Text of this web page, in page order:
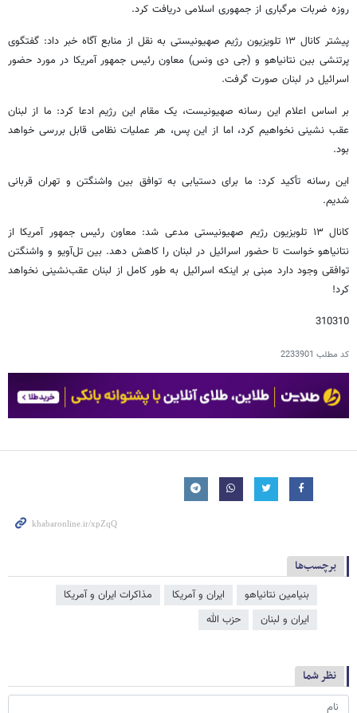
روزه ضربات مرگباری از جمهوری اسلامی دریافت کرد.
پیشتر کانال ۱۳ تلویزیون رژیم صهیونیستی به نقل از منابع آگاه خبر داد: گفتگوی
پرتنشی بین نتانیاهو و (جی دی ونس) معاون رئیس جمهور آمریکا در مورد حضور
اسرائیل در لبنان صورت گرفت.
بر اساس اعلام این رسانه صهیونیست، یک مقام این رژیم ادعا کرد: ما از لبنان
عقب‌ نشینی نخواهیم کرد، اما از این پس، هر عملیات نظامی قابل بررسی خواهد
بود.
این رسانه تأکید کرد: ما برای دستیابی به توافق بین واشنگتن و تهران قربانی
شدیم.
کانال ۱۳ تلویزیون رژیم صهیونیستی مدعی شد: معاون رئیس جمهور آمریکا از
نتانیاهو خواست تا حضور اسرائیل در لبنان را کاهش دهد. بین تل‌آویو و واشنگتن
توافقی وجود دارد مبنی بر اینکه اسرائیل به طور کامل از لبنان عقب‌نشینی نخواهد
کرد!
310310
کد مطلب 2233901
برچسب‌ها
بنیامین نتانیاهو ایران و آمریکا
مذاکرات ایران و آمریکا
ایران و لبنان
حزب الله
نظر شما